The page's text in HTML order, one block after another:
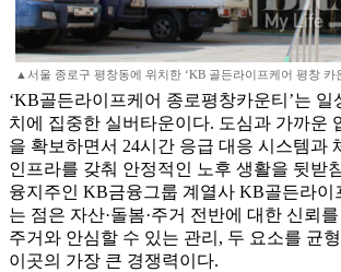
▲서울 종로구 평창동에 위치한 ‘KB 골든라이프케어 평창 카
‘KB골든라이프케어 종로평창카운티’는 일
치에 집중한 실버타운이다. 도심과 가까운
을 확보하면서 24시간 응급 대응 시스템과
인프라를 갖춰 안정적인 노후 생활을 뒷받
융지주인 KB금융그룹 계열사 KB골든라이
는 점은 자산·돌봄·주거 전반에 대한 신뢰
주거와 안심할 수 있는 관리, 두 요소를 균
이곳의 가장 큰 경쟁력이다.